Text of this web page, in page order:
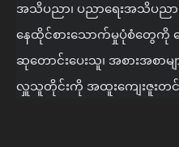
အသိပညာ၊ ပညာရေးအသိပည
နေထိုင်စားသောက်မှုပုံစံတွေကို
ဆုတောင်းပေးသူ၊ အစားအစာ
လှူသူတိုင်းကို အထူးကျေးဇူးတ